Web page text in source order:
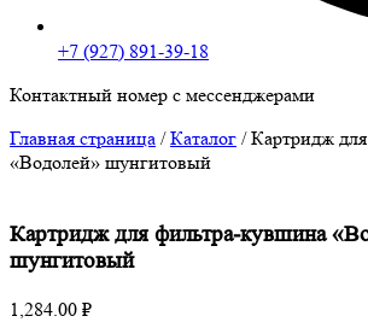
+7 (927) 891-39-18
Контактный номер с мессенджерами
Главная страница /Каталог /Картридж
«Водолей» шунгитовый
Картридж для фильтра-кувшина
шунгитовый
1,284.00 ₽